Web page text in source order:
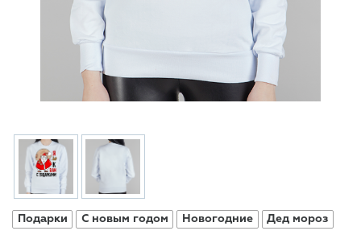
Подарки С новым годом Новогодние Дед мороз